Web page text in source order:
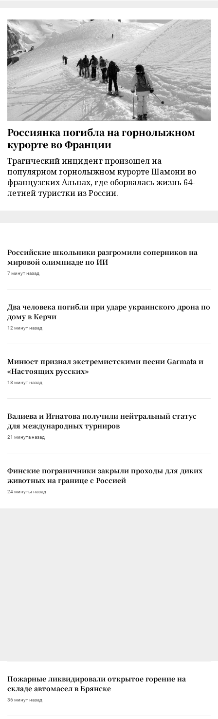
Россиянка погибла на горнолыжном
курорте во Франции
Трагический инцидент произошел на
популярном горнолыжном курорте Шамони во
французских Альпах, где оборвалась жизнь 64-
летней туристки из России.
Российские школьники разгромили соперников на
мировой олимпиаде по ИИ
7 минут назад
Два человека погибли при ударе украинского дрона по
дому в Керчи
12 минут назад
Минюст признал экстремистскими песни Garmata и
«Настоящих русских»
18 минут назад
Валиева и Игнатова получили нейтральный статус
для международных турниров
21 минута назад
Финские пограничники закрыли проходы для диких
животных на границе с Россией
24 минуты назад
Пожарные ликвидировали открытое горение на
складе автомасел в Брянске
36 минут назад